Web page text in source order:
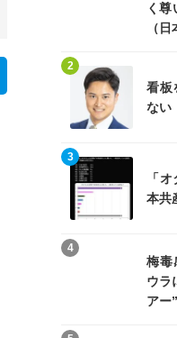
く
（
看板
ない
2
記事を読む
「
本共
3
梅
ウラ
アー
4